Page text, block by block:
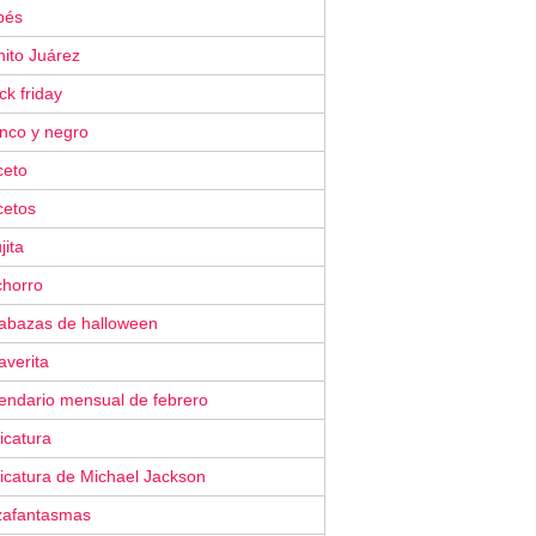
Juárez
friday
y negro
de halloween
mensual de febrero
de Michael Jackson